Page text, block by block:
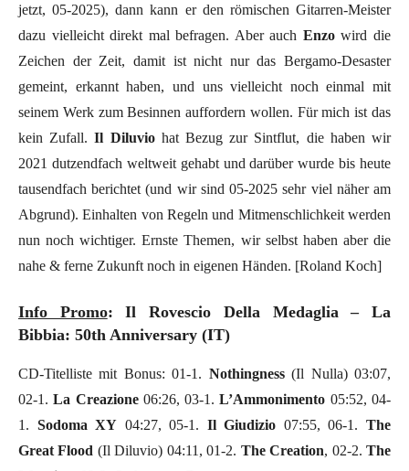
jetzt, 05-2025), dann kann er den römischen Gitarren-Meister
dazu vielleicht direkt mal befragen. Aber auch Enzowird die
Zeichen der Zeit, damit ist nicht nur das Bergamo-Desaster
gemeint, erkannt haben, und uns vielleicht noch einmal mit
seinem Werk zum Besinnen auffordern wollen. Für mich ist das
kein Zufall.Il Diluviohat Bezug zur Sintflut, die haben wir
2021 dutzendfach weltweit gehabt und darüber wurde bis heute
tausendfach berichtet (und wir sind 05-2025 sehr viel näher am
Abgrund). Einhalten von Regeln und Mitmenschlichkeit werden
nun noch wichtiger. Ernste Themen, wir selbst haben aber die
nahe & ferne Zukunft noch in eigenen Händen. [Roland Koch]
Info Promo: Il Rovescio Della Medaglia – La
Bibbia: 50th Anniversary (IT)
CD-Titelliste mit Bonus: 01-1. Nothingness(Il Nulla) 03:07,
02-1.La Creazione06:26, 03-1.L’Ammonimento 05:52, 04-
1. Sodoma XY 04:27, 05-1. Il Giudizio 07:55, 06-1.The
Great Flood (Il Diluvio) 04:11, 01-2. The Creation, 02-2.The